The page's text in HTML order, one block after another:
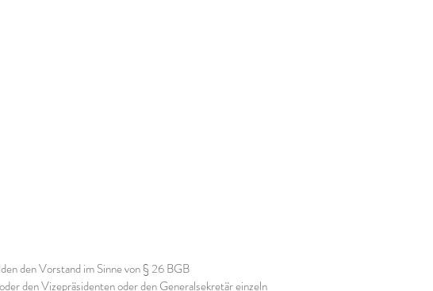
den Vorstand im Sinne von § 26 BGB
den Vizepräsidenten oder den Generalsekretär einzeln